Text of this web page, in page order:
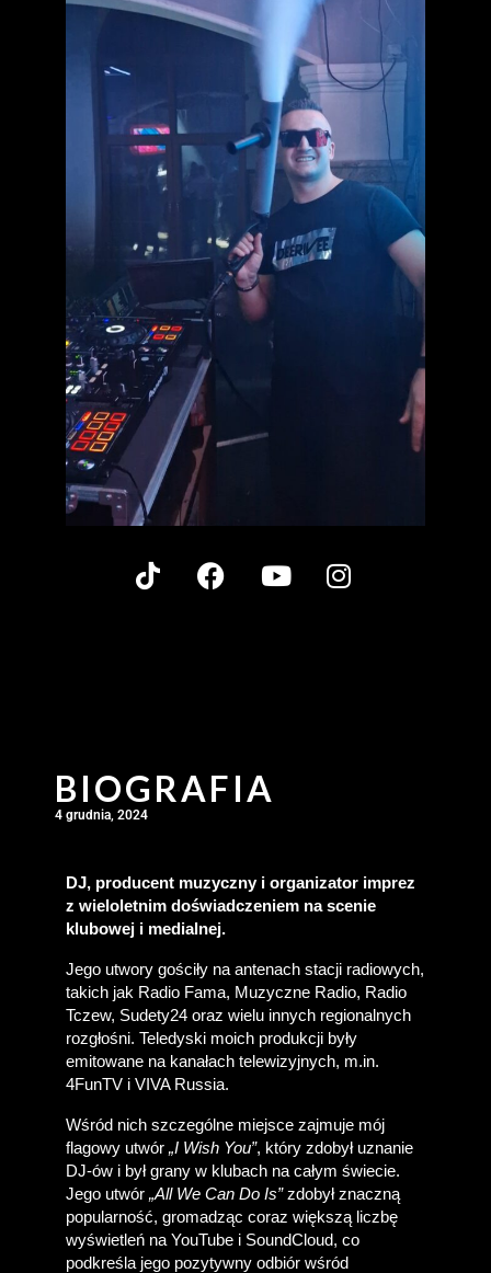
BIOGRAFIA
4 grudnia, 2024
DJ, producent muzyczny i organizator imprez
z wieloletnim doświadczeniem na scenie
klubowej i medialnej.
Jego utwory gościły na antenach stacji radiowych,
takich jak Radio Fama, Muzyczne Radio, Radio
Tczew, Sudety24 oraz wielu innych regionalnych
rozgłośni. Teledyski moich produkcji były
emitowane na kanałach telewizyjnych, m.in.
4FunTV i VIVA Russia.
Wśród nich szczególne miejsce zajmuje mój
flagowy utwór „I Wish You”, który zdobył uznanie
DJ-ów i był grany w klubach na całym świecie.
Jego utwór „All We Can Do Is” zdobył znaczną
popularność, gromadząc coraz większą liczbę
wyświetleń na YouTube i SoundCloud, co
podkreśla jego pozytywny odbiór wśród